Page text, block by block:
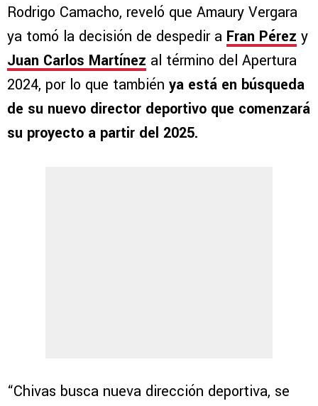
Rodrigo Camacho, reveló que Amaury Vergara
ya tomó la decisión de despedir a Fran Pérez y
Juan Carlos Martínez al término del Apertura
2024, por lo que también ya está en búsqueda
de su nuevo director deportivo que comenzará
su proyecto a partir del 2025.
“Chivas busca nueva dirección deportiva, se